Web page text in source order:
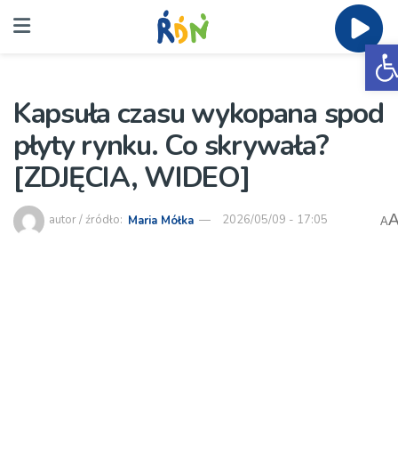
Kapsuła czasu wykopana spod
płyty rynku. Co skrywała?
[ZDJĘCIA, WIDEO]
autor / źródło: Maria Mółka 2026/05/09 - 17:05 A